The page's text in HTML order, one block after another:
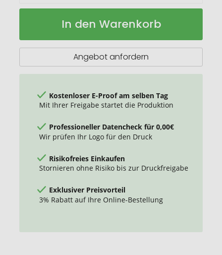
Honua
aus
recyceltem
Auf
In den Warenkorb
Angebot anfordern
Kostenloser E-Proof am selben Tag
Mit Ihrer Freigabe startet die Produktion
Professioneller Datencheck für 0,00€
Wir prüfen Ihr Logo für den Druck
Risikofreies Einkaufen
Stornieren ohne Risiko bis zur Druckfreigabe
Exklusiver Preisvorteil
3% Rabatt auf Ihre Online-Bestellung